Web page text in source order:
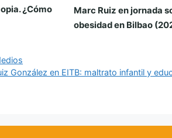
¿Cómo
Marc Ruiz en jornada
obesidad en Bilbao
González en EITB: maltrato infantil y